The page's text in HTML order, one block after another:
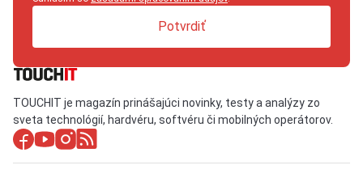
Potvrdiť
TOUCHIT je magazín prinášajúci novinky, testy a analýzy zo
sveta technológií, hardvéru, softvéru či mobilných operátorov.